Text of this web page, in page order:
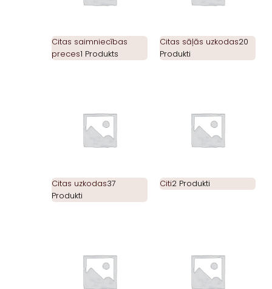
Citas saimniecības
preces1 Produkts
Citas sāļās uzkodas20
Produkti
Citas uzkodas37
Produkti
Citi2 Produkti